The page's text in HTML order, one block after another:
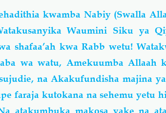
kwamba Nabiy (Swalla
Waumini Siku ya
shafaa’ah kwa Rabb wetu!
wa watu, Amekuumba Allaah
na Akakufundisha majina
faraja kutokana na sehemu yetu